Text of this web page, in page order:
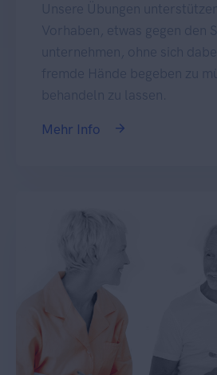
Unsere Übungen
Vorhaben, etwas gegen den
unternehmen, ohne sich
fremde Hände begeben zu
behandeln zu lassen.
Mehr Info